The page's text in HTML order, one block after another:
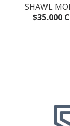
SHAWL
$35.000